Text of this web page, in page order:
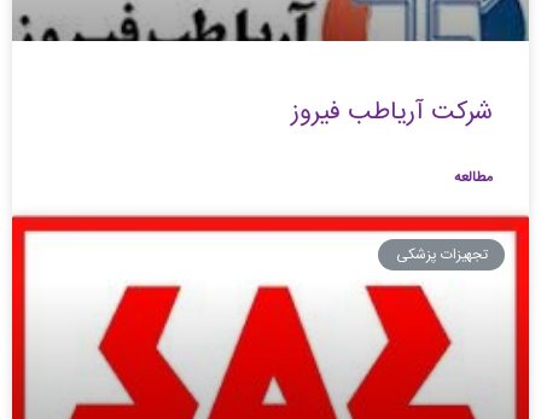
شرکت آریاطب فیروز
مطالعه
تجهیزات پزشکی